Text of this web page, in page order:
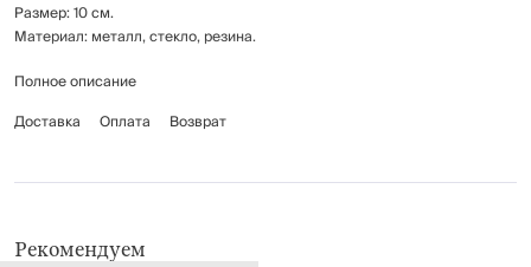
Размер: 10 см.
Материал: металл, стекло, резина.
Рекомендуется мыть вручную с применением мягких моющих средств.
Полное описание
Доставка
Оплата Возврат
Рекомендуем